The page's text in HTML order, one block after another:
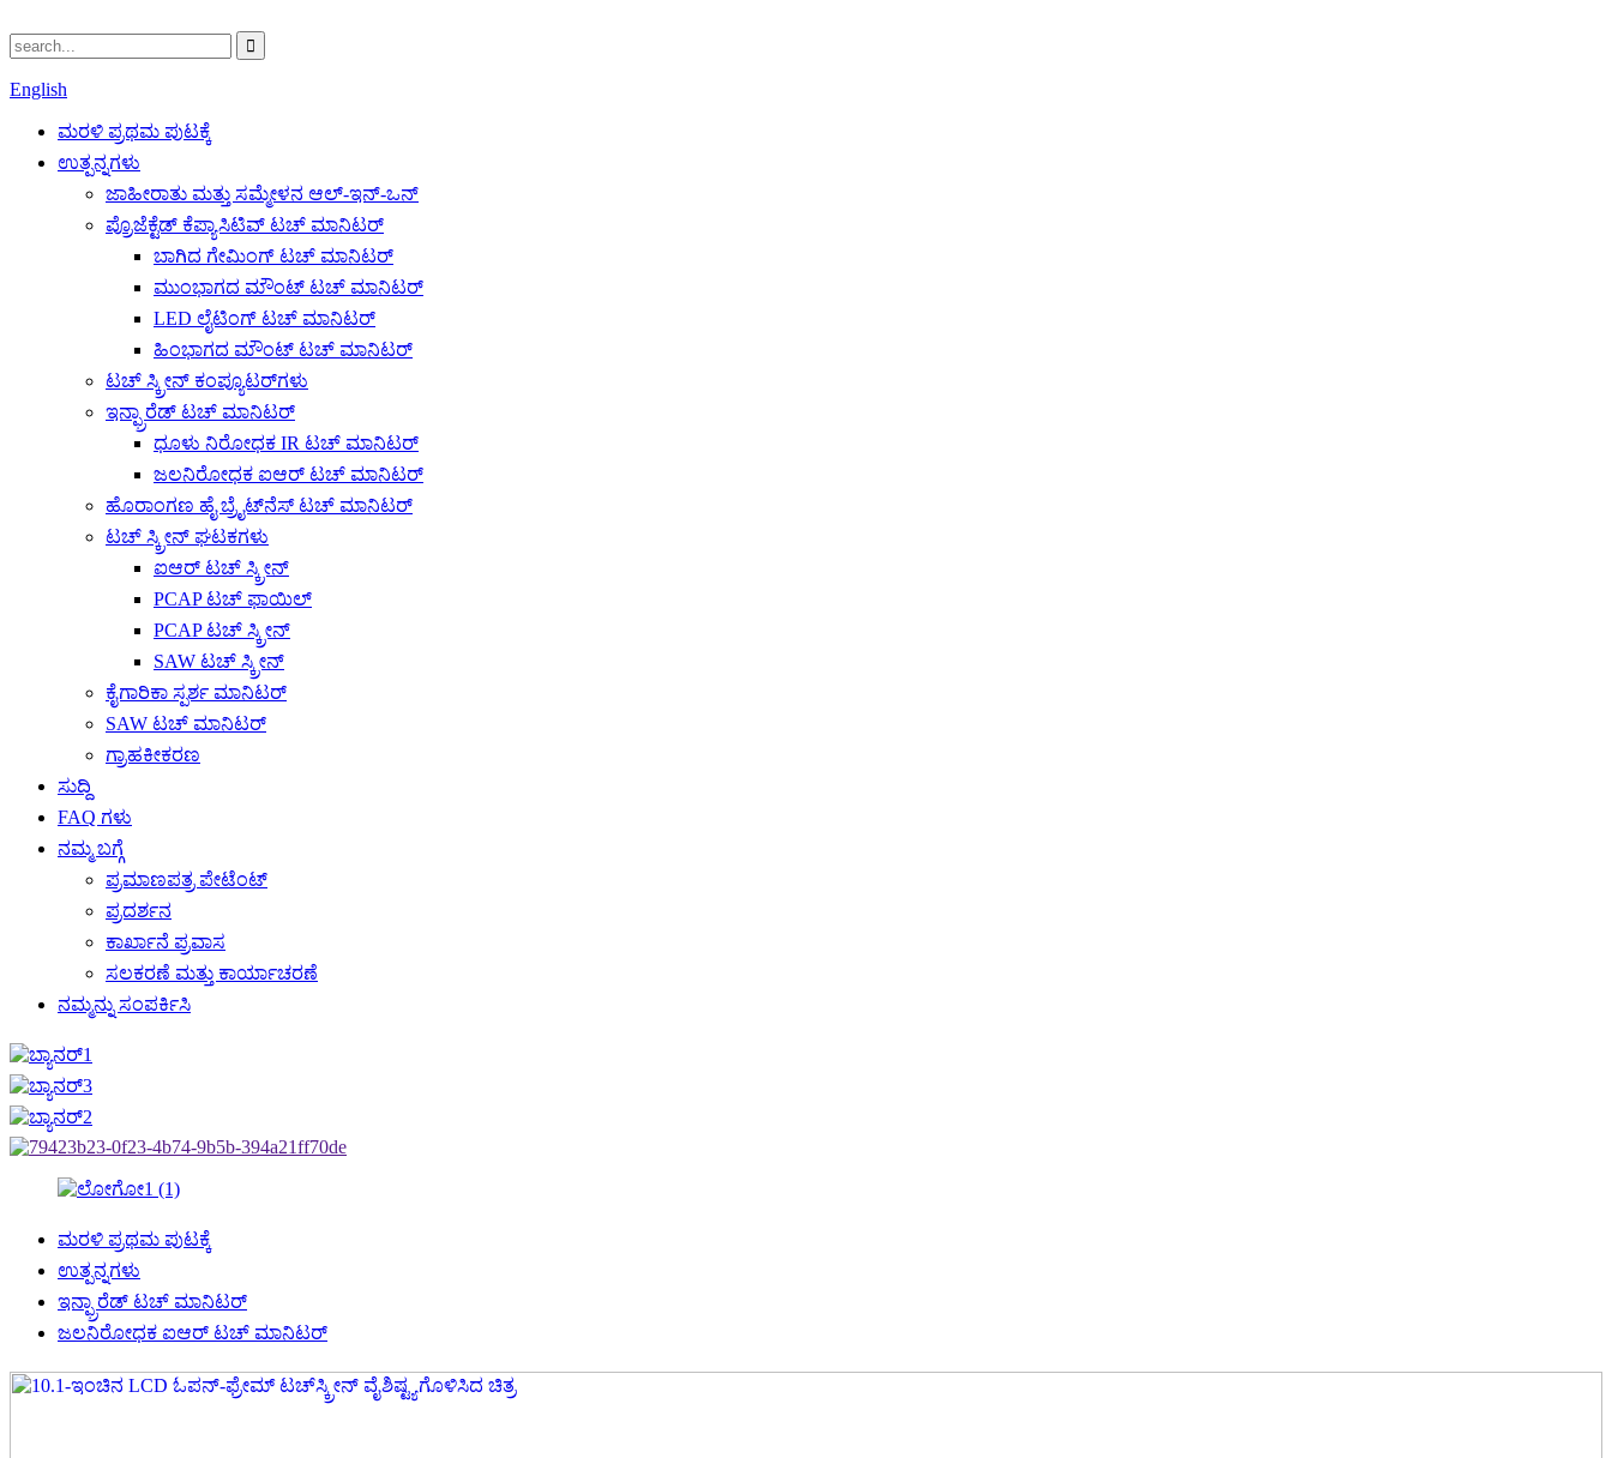
English
ಮರಳಿ ಪ್ರಥಮ ಪುಟಕ್ಕೆ
ಉತ್ಪನ್ನಗಳು
ಜಾಹೀರಾತು ಮತ್ತು ಸಮ್ಮೇಳನ ಆಲ್-ಇನ್-ಒನ್
ಪ್ರೊಜೆಕ್ಟೆಡ್ ಕೆಪ್ಯಾಸಿಟಿವ್ ಟಚ್ ಮಾನಿಟರ್
ಬಾಗಿದ ಗೇಮಿಂಗ್ ಟಚ್ ಮಾನಿಟರ್
ಮುಂಭಾಗದ ಮೌಂಟ್ ಟಚ್ ಮಾನಿಟರ್
LED ಲೈಟಿಂಗ್ ಟಚ್ ಮಾನಿಟರ್
ಹಿಂಭಾಗದ ಮೌಂಟ್ ಟಚ್ ಮಾನಿಟರ್
ಟಚ್ ಸ್ಕ್ರೀನ್ ಕಂಪ್ಯೂಟರ್‌ಗಳು
ಇನ್ಫ್ರಾರೆಡ್ ಟಚ್ ಮಾನಿಟರ್
ಧೂಳು ನಿರೋಧಕ IR ಟಚ್ ಮಾನಿಟರ್
ಜಲನಿರೋಧಕ ಐಆರ್ ಟಚ್ ಮಾನಿಟರ್
ಹೊರಾಂಗಣ ಹೈ ಬ್ರೈಟ್‌ನೆಸ್ ಟಚ್ ಮಾನಿಟರ್
ಟಚ್ ಸ್ಕ್ರೀನ್ ಘಟಕಗಳು
ಐಆರ್ ಟಚ್ ಸ್ಕ್ರೀನ್
PCAP ಟಚ್ ಫಾಯಿಲ್
PCAP ಟಚ್ ಸ್ಕ್ರೀನ್
SAW ಟಚ್ ಸ್ಕ್ರೀನ್
ಕೈಗಾರಿಕಾ ಸ್ಪರ್ಶ ಮಾನಿಟರ್
SAW ಟಚ್ ಮಾನಿಟರ್
ಗ್ರಾಹಕೀಕರಣ
ಸುದ್ದಿ
FAQ ಗಳು
ನಮ್ಮ ಬಗ್ಗೆ
ಪ್ರಮಾಣಪತ್ರ ಪೇಟೆಂಟ್
ಪ್ರದರ್ಶನ
ಕಾರ್ಖಾನೆ ಪ್ರವಾಸ
ಸಲಕರಣೆ ಮತ್ತು ಕಾರ್ಯಾಚರಣೆ
ನಮ್ಮನ್ನು ಸಂಪರ್ಕಿಸಿ
ಮರಳಿ ಪ್ರಥಮ ಪುಟಕ್ಕೆ
ಉತ್ಪನ್ನಗಳು
ಇನ್ಫ್ರಾರೆಡ್ ಟಚ್ ಮಾನಿಟರ್
ಜಲನಿರೋಧಕ ಐಆರ್ ಟಚ್ ಮಾನಿಟರ್